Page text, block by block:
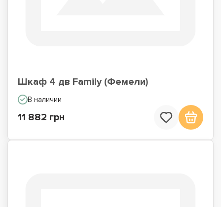
Шкаф 4 дв Family (Фемели)
В наличии
11 882 грн